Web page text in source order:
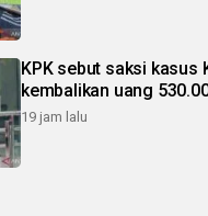
KPK sebut saksi kasus
kembalikan uang
19 jam lalu